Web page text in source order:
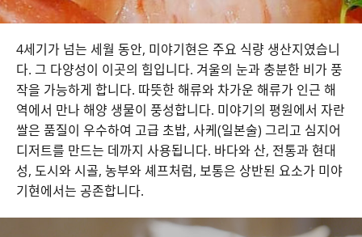
4세기가 넘는 세월 동안, 미야기현은 주요 식량 생산지였습니
다. 그 다양성이 이곳의 힘입니다. 겨울의 눈과 충분한 비가 풍
작을 가능하게 합니다. 따뜻한 해류와 차가운 해류가 인근 해
역에서 만나 해양 생물이 풍성합니다. 미야기의 평원에서 자란
쌀은 품질이 우수하여 고급 초밥, 사케(일본술) 그리고 심지어
디저트를 만드는 데까지 사용됩니다. 바다와 산, 전통과 현대
성, 도시와 시골, 농부와 셰프처럼, 보통은 상반된 요소가 미야
기현에서는 공존합니다.